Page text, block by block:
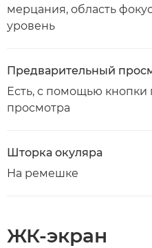
мерцания, область
уровень
Предварительный
Есть, с помощью кнопки
просмотра
Шторка окуляра
На ремешке
ЖК-экран